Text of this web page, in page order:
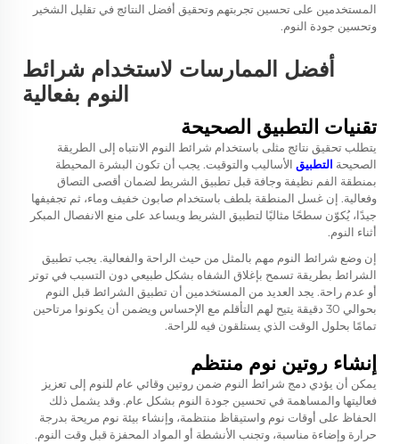
المستخدمين على تحسين تجربتهم وتحقيق أفضل النتائج في تقليل الشخير
وتحسين جودة النوم.
أفضل الممارسات لاستخدام شرائط
النوم بفعالية
تقنيات التطبيق الصحيحة
يتطلب تحقيق نتائج مثلى باستخدام شرائط النوم الانتباه إلى الطريقة
الصحيحة التطبيق الأساليب والتوقيت. يجب أن تكون البشرة المحيطة
بمنطقة الفم نظيفة وجافة قبل تطبيق الشريط لضمان أقصى التصاق
وفعالية. إن غسل المنطقة بلطف باستخدام صابون خفيف وماء، ثم تجفيفها
جيدًا، يُكوّن سطحًا مثاليًا لتطبيق الشريط ويساعد على منع الانفصال المبكر
أثناء النوم.
إن وضع شرائط النوم مهم بالمثل من حيث الراحة والفعالية. يجب تطبيق
الشرائط بطريقة تسمح بإغلاق الشفاه بشكل طبيعي دون التسبب في توتر
أو عدم راحة. يجد العديد من المستخدمين أن تطبيق الشرائط قبل النوم
بحوالي 30 دقيقة يتيح لهم التأقلم مع الإحساس ويضمن أن يكونوا مرتاحين
تمامًا بحلول الوقت الذي يستلقون فيه للراحة.
إنشاء روتين نوم منتظم
يمكن أن يؤدي دمج شرائط النوم ضمن روتين وقائي عام للنوم إلى تعزيز
فعاليتها والمساهمة في تحسين جودة النوم بشكل عام. وقد يشمل ذلك
الحفاظ على أوقات نوم واستيقاظ منتظمة، وإنشاء بيئة نوم مريحة بدرجة
حرارة وإضاءة مناسبة، وتجنب الأنشطة أو المواد المحفزة قبل وقت النوم.